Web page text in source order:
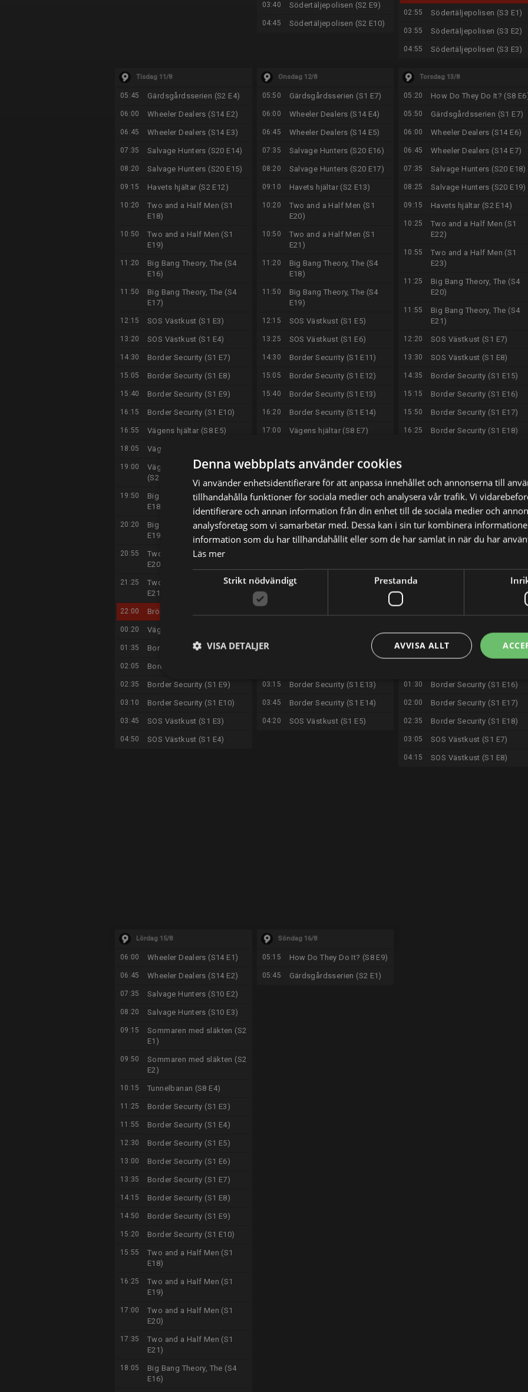
03:40 Södertäljepolisen (S2 E9)
04:45 Södertäljepolisen (S2 E10)
02:55 Södertäljepolisen (S3 E1)
03:55 Södertäljepolisen (S3 E2)
04:55 Södertäljepolisen (S3 E3)
Tisdag 11/8
05:45 Gärdsgårdsserien (S2 E4)
06:00 Wheeler Dealers (S14 E2)
06:45 Wheeler Dealers (S14 E3)
07:35 Salvage Hunters (S20 E14)
08:20 Salvage Hunters (S20 E15)
09:15 Havets hjältar (S2 E12)
10:20
Two and a Half Men (S1
E18)
10:50
Two and a Half Men (S1
E19)
11:20
Big Bang Theory, The (S4
E16)
11:50
Big Bang Theory, The (S4
E17)
12:15 SOS Västkust (S1 E3)
13:20 SOS Västkust (S1 E4)
14:30 Border Security (S1 E7)
15:05 Border Security (S1 E8)
15:40 Border Security (S1 E9)
16:15 Border Security (S1 E10)
16:55 Vägens hjältar (S8 E5)
18:05 Vägens hjältar (S8 E6)
19:00
Vägens hjältar Danmark
(S2 E1)
19:50
Big Bang Theory, The (S4
E18)
20:20
Big Bang Theory, The (S4
E19)
20:55
Two and a Half Men (S1
E20)
21:25
Two and a Half Men (S1
E21)
22:00 Bröderna Grimm
00:20 Vägens hjältar (S8 E4)
01:35 Border Security (S1 E7)
02:05 Border Security (S1 E8)
02:35 Border Security (S1 E9)
03:10 Border Security (S1 E10)
03:45 SOS Västkust (S1 E3)
04:50 SOS Västkust (S1 E4)
Onsdag 12/8
05:50 Gärdsgårdsserien (S1 E7)
06:00 Wheeler Dealers (S14 E4)
06:45 Wheeler Dealers (S14 E5)
07:35 Salvage Hunters (S20 E16)
08:20 Salvage Hunters (S20 E17)
09:10 Havets hjältar (S2 E13)
10:20
Two and a Half Men (S1
E20)
10:50
Two and a Half Men (S1
E21)
11:20
Big Bang Theory, The (S4
E18)
11:50
Big Bang Theory, The (S4
E19)
12:15 SOS Västkust (S1 E5)
13:25 SOS Västkust (S1 E6)
14:30 Border Security (S1 E11)
15:05 Border Security (S1 E12)
15:40 Border Security (S1 E13)
16:20 Border Security (S1 E14)
17:00 Vägens hjältar (S8 E7)
19:00
Vägens hjältar Danmark
(S2 E2)
19:50
Big Bang Theory, The (S4
E20)
20:20
Big Bang Theory, The (S4
E21)
21:25
Two and a Half Men (S1
02:05 Border Security (S1 E11)
03:15 Border Security (S1 E13)
03:45 Border Security (S1 E14)
04:20 SOS Västkust (S1 E5)
Torsdag 13/8
05:20 How Do They Do It? (S8
05:50 Gärdsgårdsserien (S1 E7)
06:00 Wheeler Dealers (S14 E6)
06:45 Wheeler Dealers (S14 E7)
07:35 Salvage Hunters (S20 E18)
08:25 Salvage Hunters (S20 E19)
09:15 Havets hjältar (S2 E14)
10:25
Two and a Half Men (S1
E22)
10:55
Two and a Half Men (S1
E23)
11:25
Big Bang Theory, The (S4
E20)
11:55
Big Bang Theory, The (S4
E21)
12:20 SOS Västkust (S1 E7)
13:30 SOS Västkust (S1 E8)
14:35 Border Security (S1 E15)
15:15 Border Security (S1 E16)
15:50 Border Security (S1 E17)
16:25 Border Security (S1 E18)
19:00
Vägens hjältar Danmark
(S2 E3)
19:50
Big Bang Theory, The (S4
E22)
20:20
Big Bang Theory, The (S4
20:55
Two and a Half Men (S1
23:50 Vägens hjältar (S8 E6)
01:30 Border Security (S1 E16)
02:00 Border Security (S1 E17)
02:35 Border Security (S1 E18)
03:05 SOS Västkust (S1 E7)
04:15 SOS Västkust (S1 E8)
Lördag 15/8
06:00 Wheeler Dealers (S14 E1)
06:45 Wheeler Dealers (S14 E2)
07:35 Salvage Hunters (S10 E2)
08:20 Salvage Hunters (S10 E3)
09:15
Sommaren med släkten (S2
E1)
09:50
Sommaren med släkten (S2
E2)
10:15 Tunnelbanan (S8 E4)
11:25 Border Security (S1 E3)
11:55 Border Security (S1 E4)
12:30 Border Security (S1 E5)
13:00 Border Security (S1 E6)
13:35 Border Security (S1 E7)
14:15 Border Security (S1 E8)
14:50 Border Security (S1 E9)
15:20 Border Security (S1 E10)
15:55
Two and a Half Men (S1
E18)
16:25
Two and a Half Men (S1
E19)
17:00
Two and a Half Men (S1
E20)
17:35
Two and a Half Men (S1
E21)
18:05
Big Bang Theory, The (S4
E16)
Söndag 16/8
05:15 How Do They Do It? (S8 E9)
05:45 Gärdsgårdsserien (S2 E1)
Denna webbplats använder cookies
Vi använder enhetsidentifierare för att anpassa innehållet och annonserna till
tillhandahålla funktioner för sociala medier och analysera vår trafik. Vi
identifierare och annan information från din enhet till de sociala medier och
analysföretag som vi samarbetar med. Dessa kan i sin tur kombinera
information som du har tillhandahållit eller som de har samlat in när du har
Läs mer
Strikt nödvändigt Prestanda
AVVISA ALLT
VISA DETALJER